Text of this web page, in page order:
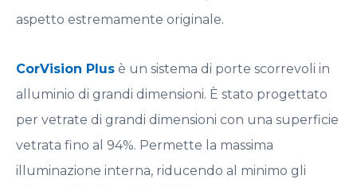
aspetto estremamente originale.
CorVision Plus è un sistema di porte scorrevoli in
alluminio di grandi dimensioni. È stato progettato
per vetrate di grandi dimensioni con una superficie
vetrata fino al 94%. Permette la massima
illuminazione interna, riducendo al minimo gli